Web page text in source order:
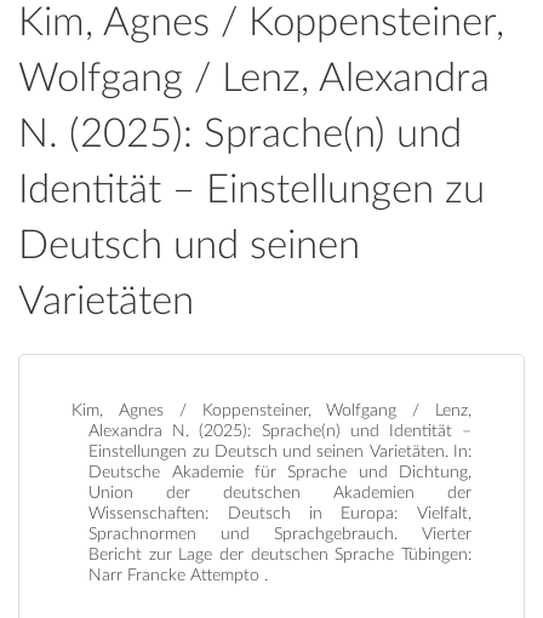
Kim, Agnes / Koppensteiner,
Wolfgang / Lenz, Alexandra
N. (2025): Sprache(n) und
Identität – Einstellungen zu
Deutsch und seinen
Varietäten
Kim, Agnes / Koppensteiner, Wolfgang / Lenz,
Alexandra N. (2025): Sprache(n) und Identität –
Einstellungen zu Deutsch und seinen Varietäten. In:
Deutsche Akademie für Sprache und Dichtung,
Union der deutschen Akademien der
Wissenschaften: Deutsch in Europa: Vielfalt,
Sprachnormen und Sprachgebrauch. Vierter
Bericht zur Lage der deutschen Sprache Tübingen:
Narr Francke Attempto .